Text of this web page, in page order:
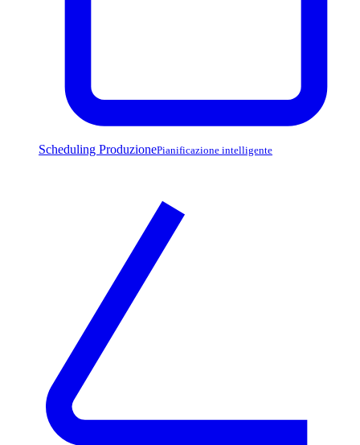
Scheduling ProduzionePianificazione intelligente